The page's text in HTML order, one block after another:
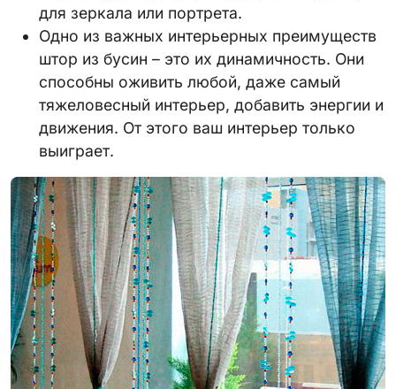
для зеркала или портрета.
Одно из важных интерьерных преимуществ
штор из бусин – это их динамичность. Они
способны оживить любой, даже самый
тяжеловесный интерьер, добавить энергии и
движения. От этого ваш интерьер только
выиграет.